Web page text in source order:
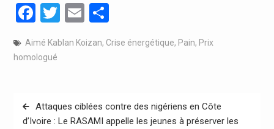
Facebook
Twitter
EmailPartager
Aimé Kablan Koizan, Crise énergétique, Pain, Prix
homologué
Navigation
de
Attaques ciblées contre des nigériens en Côte
d’Ivoire : Le RASAMI appelle les jeunes à préserver les